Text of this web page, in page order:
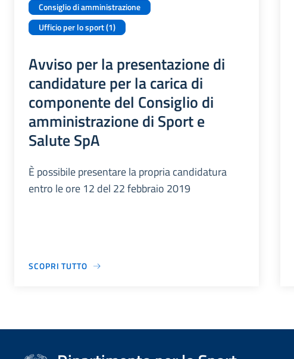
Consiglio di amministrazione
Ufficio per lo sport (1)
Avviso per la presentazione di
candidature per la carica di
componente del Consiglio di
amministrazione di Sport e
Salute SpA
È possibile presentare la propria candidatura
entro le ore 12 del 22 febbraio 2019
SCOPRI TUTTO